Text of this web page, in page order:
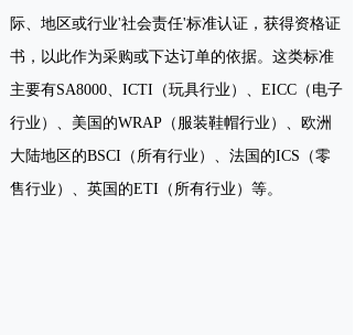
际、地区或行业'社会责任'标准认证，获得资格证
书，以此作为采购或下达订单的依据。这类标准
主要有SA8000、ICTI（玩具行业）、EICC（电子
行业）、美国的WRAP（服装鞋帽行业）、欧洲
大陆地区的BSCI（所有行业）、法国的ICS（零
售行业）、英国的ETI（所有行业）等。